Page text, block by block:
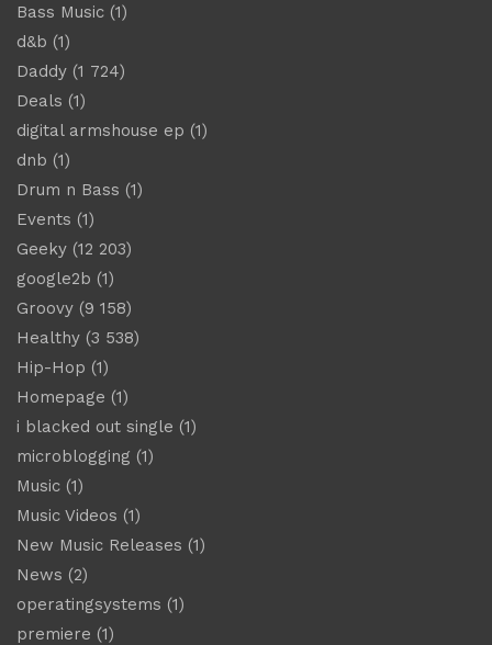
Bass Music (1)
d&b (1)
Daddy (1 724)
Deals (1)
digital armshouse ep (1)
dnb (1)
Drum n Bass (1)
Events (1)
Geeky (12 203)
google2b (1)
Groovy (9 158)
Healthy (3 538)
Hip-Hop (1)
Homepage (1)
i blacked out single (1)
microblogging (1)
Music (1)
Music Videos (1)
New Music Releases (1)
News (2)
operatingsystems (1)
premiere (1)